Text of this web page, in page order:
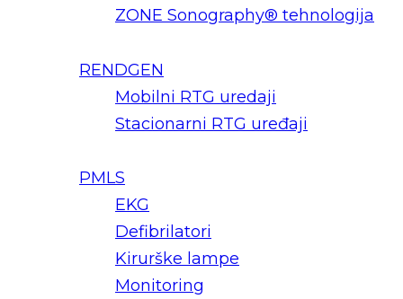
ZONE Sonography® tehnologija
RENDGEN
Mobilni RTG uredaji
Stacionarni RTG uređaji
PMLS
EKG
Defibrilatori
Kirurške lampe
Monitoring